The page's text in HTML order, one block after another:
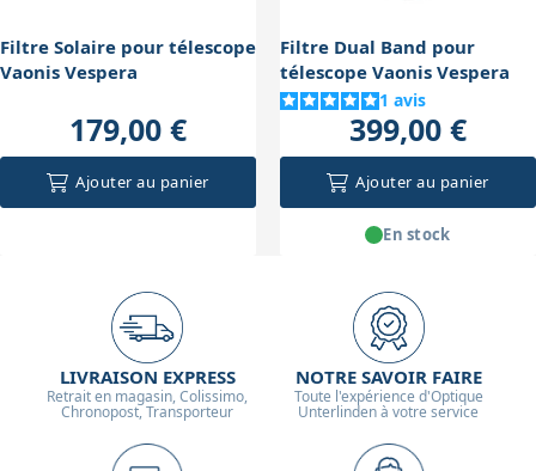
Filtre Solaire pour télescope
Vaonis Vespera
179,00 €
Ajouter au panier
Filtre Dual Band pour
télescope Vaonis Vespera
1 avis
399,00 €
Ajouter au panier
En stock
LIVRAISON EXPRESS
Retrait en magasin, Colissimo,
Chronopost, Transporteur
NOTRE SAVOIR FAIRE
Toute l'expérience d'Optique
Unterlinden à votre service